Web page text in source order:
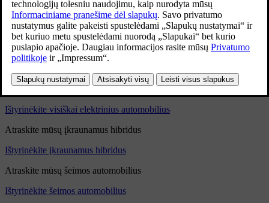
„Volvo Cars“ nuo seno daugiausia dėmesio skiria saugiems
šeimyniniams automobiliams. Žvelgdami į ateitį, mes taip pat turime
ambicingų tikslų ir siekiame iki 2030 metų tapti tik visiškai
elektrinius automobilius gaminančia įmone. Prisijunkite prie mūsų
šioje kelionėje – atraskite mūsų visiškai elektrinių automobilių,
Atraskite mūsų visiškai elektrinius automobilius
Ištyrinėkite visiškai elektrinius automobilius
Atraskite mūsų įkraunamus hibridus
Ištyrinėkite įkraunamus hibridus
Atraskite mūsų šeimos automobilius
Ištyrinėkite šeimos automobilius